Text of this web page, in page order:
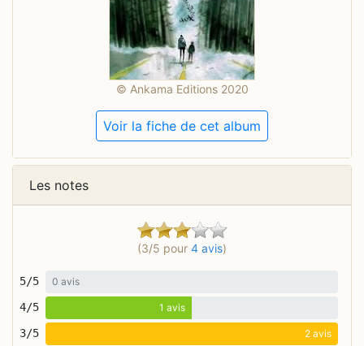
© Ankama Editions 2020
Voir la fiche de cet album
Les notes
(3/5 pour 4 avis)
5/5 0 avis
4/5 1 avis
3/5 2 avis